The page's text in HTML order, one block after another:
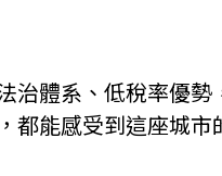
體系、低稅率優
能感受到這座城